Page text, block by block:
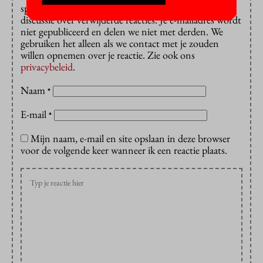
spam en dan verwijderd. De redactie gaat niet in
discussie over verwijderde reacties. Je e-mailadres wordt
niet gepubliceerd en delen we niet met derden. We
gebruiken het alleen als we contact met je zouden
willen opnemen over je reactie. Zie ook ons
privacybeleid.
Naam *
E-mail *
Mijn naam, e-mail en site opslaan in deze browser
voor de volgende keer wanneer ik een reactie plaats.